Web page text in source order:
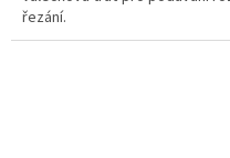
řezání.